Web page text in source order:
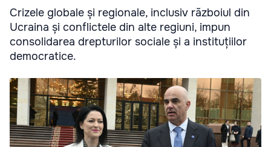
Crizele globale și regionale, inclusiv războiul din
Ucraina și conflictele din alte regiuni, impun
consolidarea drepturilor sociale și a instituțiilor
democratice.